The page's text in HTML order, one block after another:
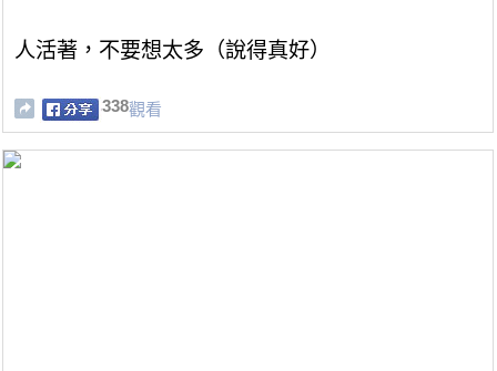
人活著，不要想太多（說得真好）
338觀看